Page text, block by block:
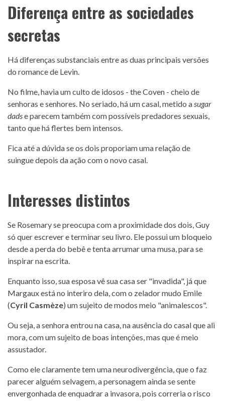
Diferença entre as sociedades
secretas
Há diferenças substanciais entre as duas principais versões
do romance de Levin.
No filme, havia um culto de idosos - the Coven - cheio de
senhoras e senhores. No seriado, há um casal, metido asugar
dadse parecem também com possíveis predadores sexuais,
tanto que há flertes bem intensos.
Fica até a dúvida se os dois proporiam uma relação de
suingue depois da ação com o novo casal.
Interesses distintos
Se Rosemary se preocupa com a proximidade dos dois, Guy
só quer escrever e terminar seu livro. Ele possui um bloqueio
desde a perda do bebê e tenta arrumar uma musa, para se
inspirar na escrita.
Enquanto isso, sua esposa vê sua casa ser "invadida", já que
Margaux está no interiro dela, com o zelador mudo Emile
(Cyril Casmèze) um sujeito de modos meio "animalescos".
Ou seja, a senhora entrou na casa, na ausência do casal que ali
mora, com um sujeito de boas intenções, mas que é meio
assustador.
Como ele claramente tem uma neurodivergência, que o faz
parecer alguém selvagem, a personagem ainda se sente
envergonhada de enquadrar a invasora, pois correria o risco